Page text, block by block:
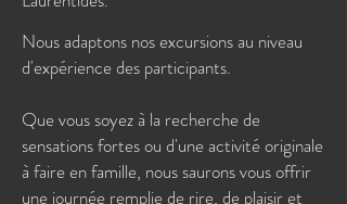
Nous adaptons nos excursions au niveau
d'expérience des participants.
Que vous soyez à la recherche de
sensations fortes ou d'une activité originale
à faire en famille, nous saurons vous offrir
une journée remplie de rire, de plaisir et